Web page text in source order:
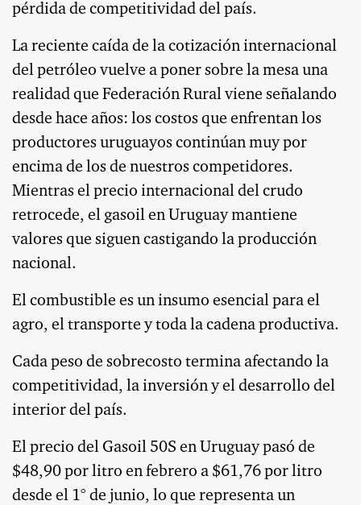
pérdida de competitividad del país.
La reciente caída de la cotización internacional
del petróleo vuelve a poner sobre la mesa una
realidad que Federación Rural viene señalando
desde hace años: los costos que enfrentan los
productores uruguayos continúan muy por
encima de los de nuestros competidores.
Mientras el precio internacional del crudo
retrocede, el gasoil en Uruguay mantiene
valores que siguen castigando la producción
nacional.
El combustible es un insumo esencial para el
agro, el transporte y toda la cadena productiva.
Cada peso de sobrecosto termina afectando la
competitividad, la inversión y el desarrollo del
interior del país.
El precio del Gasoil 50S en Uruguay pasó de
$48,90 por litro en febrero a $61,76 por litro
desde el 1° de junio, lo que representa un